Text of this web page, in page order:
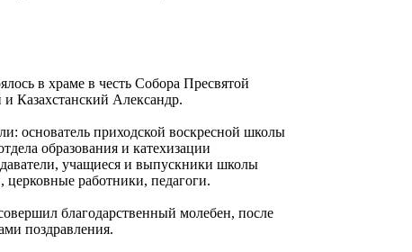
в храме в честь Собора Пресвятой
Казахстанский Александр.
основатель приходской воскресной школы
образования и катехизации
учащиеся и выпускники школы
работники, педагоги.
благодарственный молебен, после
поздравления.